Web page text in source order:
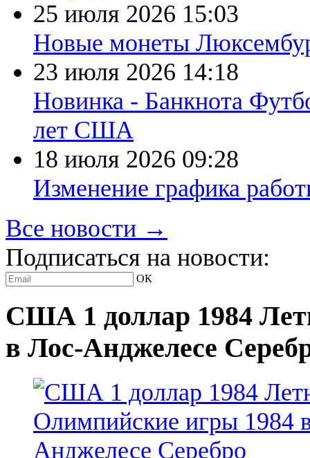
25 июля 2026 15:03
Новые монеты
23 июля 2026 14:18
Новинка - Банкнота
лет США
18 июля 2026 09:28
Изменение графика
Все новости →
Подписаться на новости:
ОК
США 1 доллар 1984
в Лос-Анджелесе